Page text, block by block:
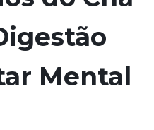
Mental